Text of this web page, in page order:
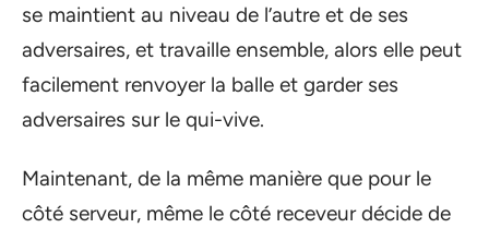
se maintient au niveau de l’autre et de ses
adversaires, et travaille ensemble, alors elle peut
facilement renvoyer la balle et garder ses
adversaires sur le qui-vive.
Maintenant, de la même manière que pour le
côté serveur, même le côté receveur décide de